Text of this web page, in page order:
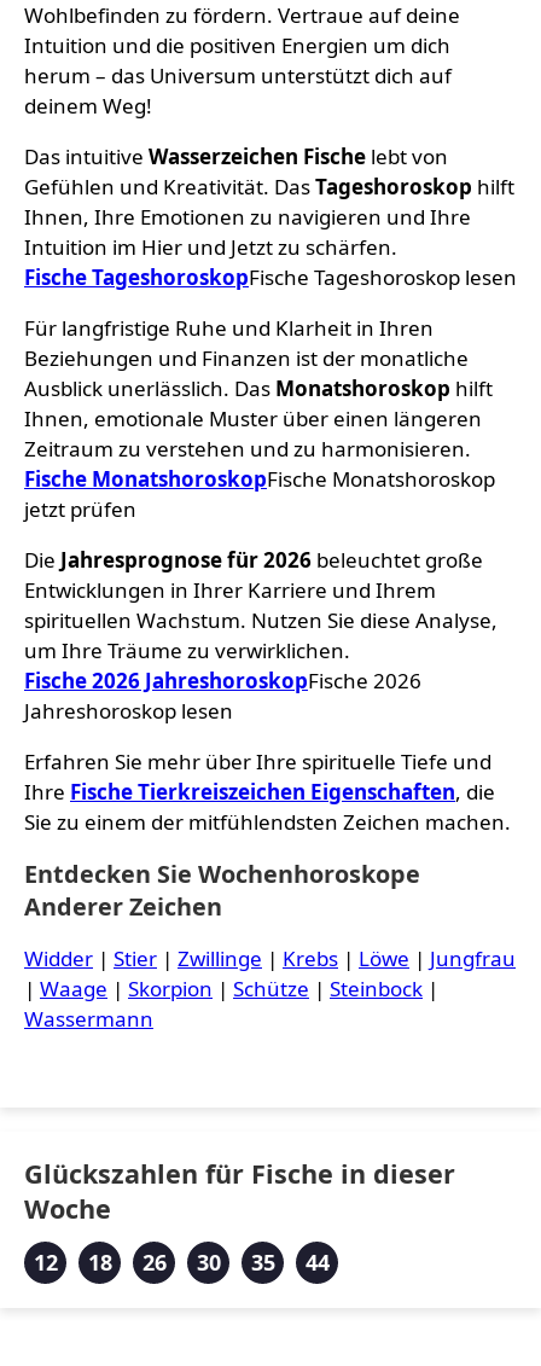
Wohlbefinden zu fördern. Vertraue auf deine
Intuition und die positiven Energien um dich
herum – das Universum unterstützt dich auf
deinem Weg!
Das intuitive Wasserzeichen Fische lebt von
Gefühlen und Kreativität. DasTageshoroskop hilft
Ihnen, Ihre Emotionen zu navigieren und Ihre
Intuition im Hier und Jetzt zu schärfen.
Fische TageshoroskopFische Tageshoroskop lesen
Für langfristige Ruhe und Klarheit in Ihren
Beziehungen und Finanzen ist der monatliche
Ausblick unerlässlich. Das Monatshoroskop hilft
Ihnen, emotionale Muster über einen längeren
Zeitraum zu verstehen und zu harmonisieren.
Fische MonatshoroskopFische Monatshoroskop
jetzt prüfen
Die Jahresprognose für 2026 beleuchtet große
Entwicklungen in Ihrer Karriere und Ihrem
spirituellen Wachstum. Nutzen Sie diese Analyse,
um Ihre Träume zu verwirklichen.
Fische 2026 JahreshoroskopFische 2026
Jahreshoroskop lesen
Erfahren Sie mehr über Ihre spirituelle Tiefe und
Ihre Fische Tierkreiszeichen Eigenschaften, die
Sie zu einem der mitfühlendsten Zeichen machen.
Entdecken Sie Wochenhoroskope
Anderer Zeichen
Widder | Stier | Zwillinge | Krebs | Löwe | Jungfrau
| Waage | Skorpion | Schütze | Steinbock |
Wassermann
Glückszahlen für Fische in dieser
Woche
12 18 26 30 35 44